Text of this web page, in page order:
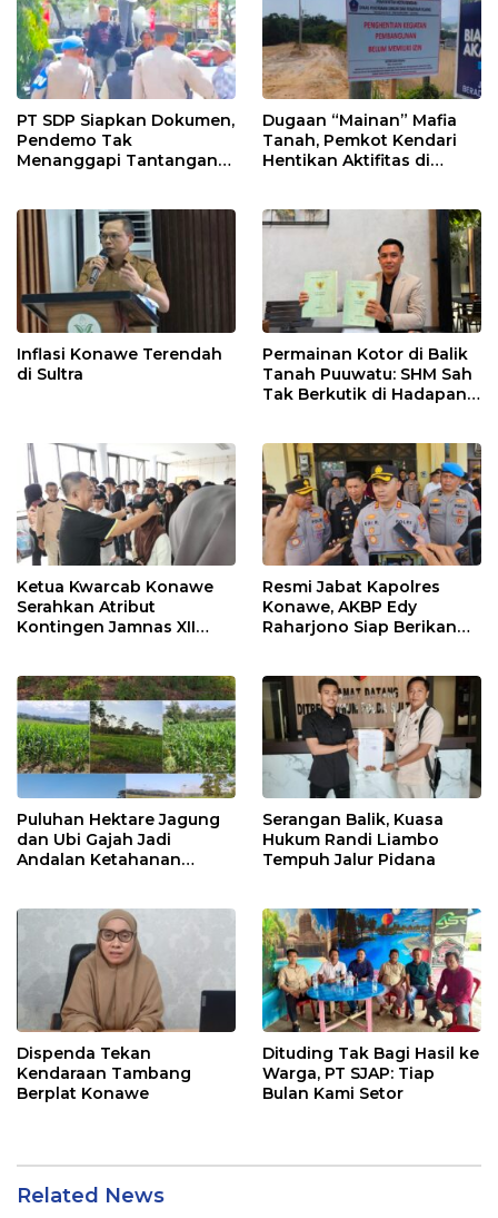
PT SDP Siapkan Dokumen,
Pendemo Tak
Menanggapi Tantangan
Dugaan “Mainan” Mafia
Tanah, Pemkot Kendari
Hentikan Aktifitas di
Inflasi Konawe Terendah
di Sultra
Permainan Kotor di Balik
Tanah Puuwatu: SHM Sah
Tak Berkutik di Hadapan
Ketua Kwarcab Konawe
Serahkan Atribut
Kontingen Jamnas XII
Resmi Jabat Kapolres
Konawe, AKBP Edy
Raharjono Siap Berikan
Puluhan Hektare Jagung
dan Ubi Gajah Jadi
Andalan Ketahanan
Serangan Balik, Kuasa
Hukum Randi Liambo
Tempuh Jalur Pidana
Dispenda Tekan
Kendaraan Tambang
Berplat Konawe
Dituding Tak Bagi Hasil ke
Warga, PT SJAP: Tiap
Bulan Kami Setor
Related News